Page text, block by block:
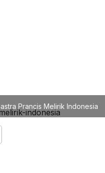
Prancis Melirik Indonesia